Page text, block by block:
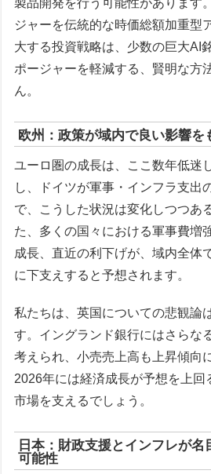
ジャーを伝統的な時価総額加重型
大する投資戦略は、少数の巨大AI
ポージャーを軽減する、賢明な方
ん。
欧州：政策が域内で良い影響を
ユーロ圏の成長は、ここ数年低迷
し、ドイツが軍事・インフラ支出
で、こうした状況は変化しつつあ
た、多くの国々における軍事費増
成長、直近の利下げが、域内全体
に下支えすると予想されます。
私たちは、英国についての悲観論
す。イングランド銀行にはさらな
考えられ、小売売上高も上昇傾向
2026年には経済成長が予想を上回
市場を支えるでしょう。
日本：財政支援とインフレが名
可能性